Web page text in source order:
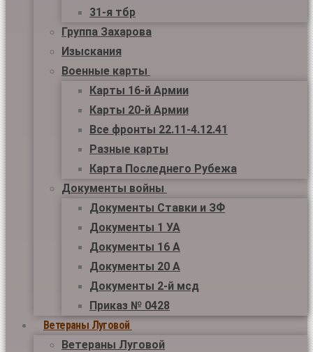
31-я тбр
Группа Захарова
Изыскания
Военные карты
Карты 16-й Армии
Карты 20-й Армии
Все фронты 22.11-4.12.41
Разные карты
Карта Последнего Рубежа
Документы войны
Документы Ставки и ЗФ
Документы 1 УА
Документы 16 А
Документы 20 А
Документы 2-й мсд
Приказ № 0428
Ветераны Луговой
Ветераны Луговой